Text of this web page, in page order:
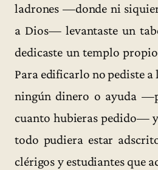
ladrones —donde ni
a Dios— levantaste un
dedicaste un templo
Para edificarlo no pediste a
ningún dinero o ayuda
cuanto hubieras pedido—
todo pudiera estar
clérigos y estudiantes que